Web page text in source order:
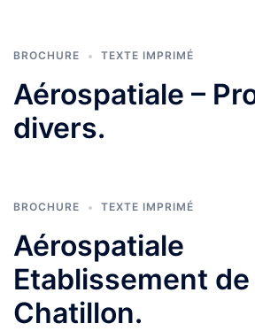
BROCHURE TEXTE IMPRIMÉ
Aérospatiale –
divers.
BROCHURE TEXTE IMPRIMÉ
Aérospatiale
Etablissement de
Chatillon.